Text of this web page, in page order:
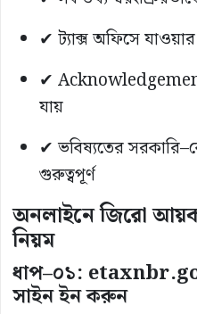
✔ ট্যাক্স অফিসে
✔
যায়
✔ ভবিষ্যতের
গুরুত্বপূর্ণ
অনলাইনে জিরো
নিয়ম
ধাপ–০১:
সাইন ইন করুন